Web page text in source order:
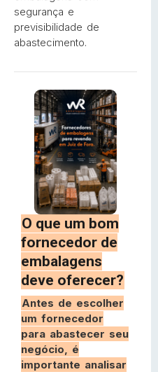
segurança e
previsibilidade de
abastecimento.
O que um bom
fornecedor de
embalagens
deve oferecer?
Antes de escolher
um fornecedor
para abastecer seu
negócio, é
importante analisar